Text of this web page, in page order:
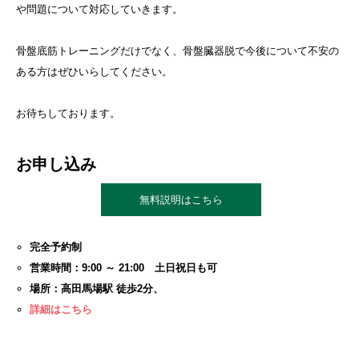
や問題について対応していきます。
骨盤底筋トレーニングだけでなく、骨盤臓器脱で今後について不安の
ある方はぜひいらしてください。
お待ちしております。
お申し込み
無料説明はこちら
完全予約制
営業時間：9:00 ～ 21:00 土日祝日も可
場所：高田馬場駅 徒歩2分、
詳細はこちら